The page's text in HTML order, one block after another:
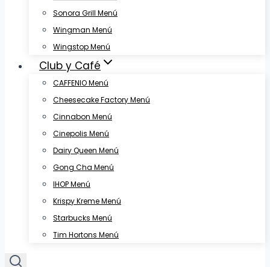
Sonora Grill Menú
Wingman Menú
Wingstop Menú
Club y Café
CAFFENIO Menú
Cheesecake Factory Menú
Cinnabon Menú
Cinepolis Menú
Dairy Queen Menú
Gong Cha Menú
IHOP Menú
Krispy Kreme Menú
Starbucks Menú
Tim Hortons Menú